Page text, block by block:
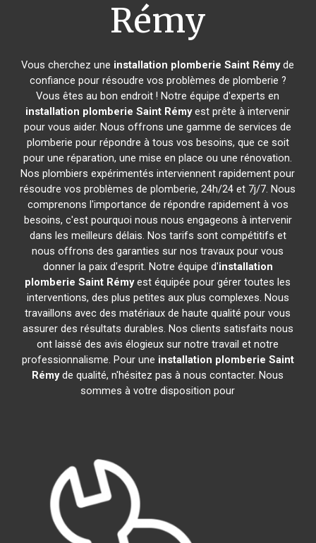
Rémy
Vous cherchez une installation plomberie Saint Rémyde
confiance pour résoudre vos problèmes de plomberie ?
Vous êtes au bon endroit ! Notre équipe d'experts en
installation plomberie Saint Rémyest prête à intervenir
pour vous aider. Nous offrons une gamme de services de
plomberie pour répondre à tous vos besoins, que ce soit
pour une réparation, une mise en place ou une rénovation.
Nos plombiers expérimentés interviennent rapidement pour
résoudre vos problèmes de plomberie, 24h/24 et 7j/7. Nous
comprenons l'importance de répondre rapidement à vos
besoins, c'est pourquoi nous nous engageons à intervenir
dans les meilleurs délais. Nos tarifs sont compétitifs et
nous offrons des garanties sur nos travaux pour vous
donner la paix d'esprit. Notre équipe d'installation
plomberie Saint Rémyest équipée pour gérer toutes les
interventions, des plus petites aux plus complexes. Nous
travaillons avec des matériaux de haute qualité pour vous
assurer des résultats durables. Nos clients satisfaits nous
ont laissé des avis élogieux sur notre travail et notre
professionnalisme. Pour une installation plomberie Saint
Rémyde qualité, n'hésitez pas à nous contacter. Nous
sommes à votre disposition pour